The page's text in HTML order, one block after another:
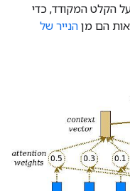
הקלט המקודד, כדי
הם מן הנייר של